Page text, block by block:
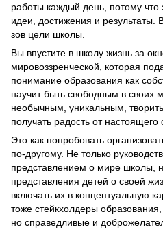
работы каждый день, потому
идеи, достижения и
зов цели школы.
Вы впустите в школу жизнь за
мировоззренческой, которая
понимание образования как
научит быть свободным в своих
необычным, уникальным,
получать радость от настоящего
Это как попробовать
по-другому. Не только
представлением о мире школы,
представления детей о своей
включать их в концептуальную
тоже стейкхолдеры
но справедливые и